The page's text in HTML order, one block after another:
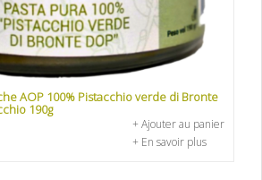
AOP 100% Pistacchio verde di Bronte
190g
+ Ajouter au panier
+ En savoir plus